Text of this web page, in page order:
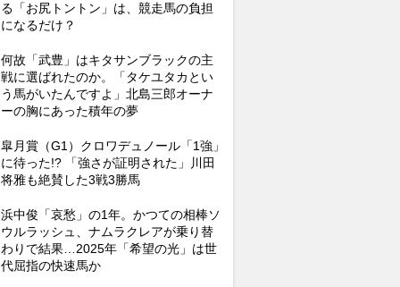
る「お尻トントン」は、競走馬の負担
になるだけ？
何故「武豊」はキタサンブラックの主
戦に選ばれたのか。「タケユタカとい
う馬がいたんですよ」北島三郎オーナ
ーの胸にあった積年の夢
皐月賞（G1）クロワデュノール「1強」
に待った!? 「強さが証明された」川田
将雅も絶賛した3戦3勝馬
浜中俊「哀愁」の1年。かつての相棒ソ
ウルラッシュ、ナムラクレアが乗り替
わりで結果…2025年「希望の光」は世
代屈指の快速馬か